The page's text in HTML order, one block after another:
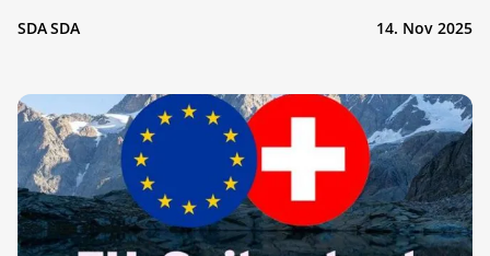
SDA SDA 14. Nov 2025